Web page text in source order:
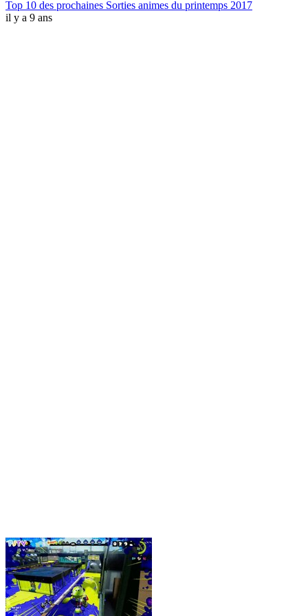
Top 10 des prochaines Sorties animes du printemps 2017
il y a 9 ans